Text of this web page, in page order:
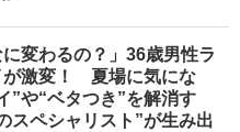
に変わるの？」36歳男性ラ
が激変！ 夏場に気にな
”や“ベタつき”を解消す
スペシャリスト”が生み出